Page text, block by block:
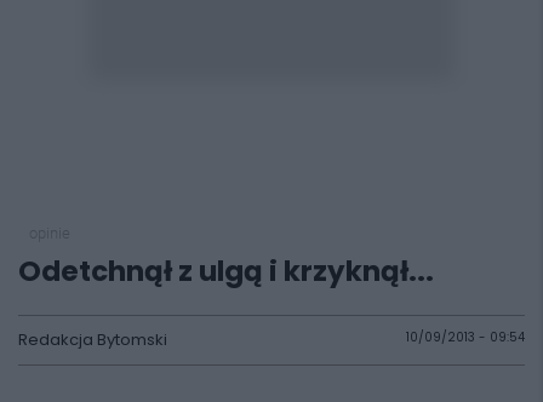
Odetchnął z ulgą i krzyknął...
Redakcja Bytomski 10/09/2013 - 09:54